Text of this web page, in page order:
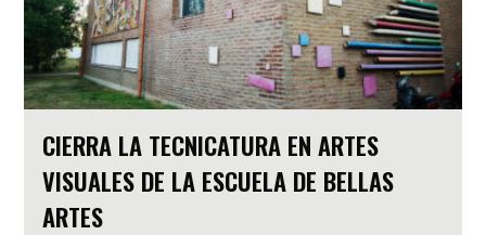
CIERRA LA TECNICATURA EN ARTES
VISUALES DE LA ESCUELA DE BELLAS
ARTES